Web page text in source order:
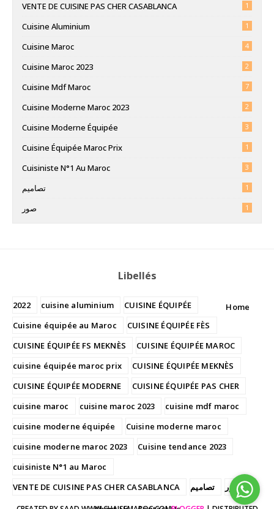
VENTE DE CUISINE PAS CHER CASABLANCA 1
Cuisine Aluminium 1
Cuisine Maroc 4
Cuisine Maroc 2023 2
Cuisine Mdf Maroc 7
Cuisine Moderne Maroc 2023 2
Cuisine Moderne Équipée 3
Cuisine Équipée Maroc Prix 1
Cuisiniste N°1 Au Maroc 3
تصاميم 1
صور 1
Libellés
2022 cuisine aluminium
CUISINE ÉQUIPÉE
Cuisine équipée au Maroc
CUISINE ÉQUIPÉE FÈS
CUISINE ÉQUIPÉE FS MEKNÈS
CUISINE ÉQUIPÉE MAROC
cuisine équipée maroc prix
CUISINE ÉQUIPÉE MEKNÈS
CUISINE ÉQUIPÉE MODERNE
CUISINE ÉQUIPÉE PAS CHER
cuisine maroc
cuisine maroc 2023
cuisine mdf maroc
cuisine moderne équipée
Cuisine moderne maroc
cuisine moderne maroc 2023
Cuisine tendance 2023
cuisiniste N°1 au Maroc
VENTE DE CUISINE PAS CHER CASABLANCA
تصاميم صور
Home